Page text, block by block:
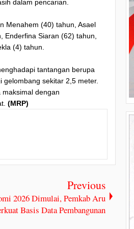
dalam pencarian.
Menahem (40) tahun, Asael
Enderfina Siaran (62) tahun,
(4) tahun.
tantangan berupa
sekitar 2,5 meter.
dengan
(MRP)
Previous
2026 Dimulai, Pemkab Aru
Basis Data Pembangunan